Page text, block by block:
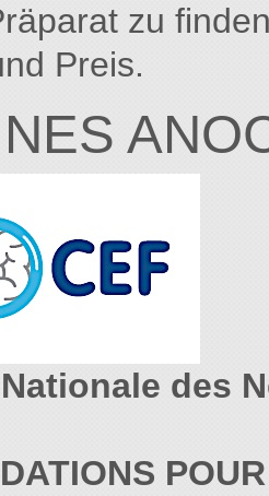
zu
Preis.
des